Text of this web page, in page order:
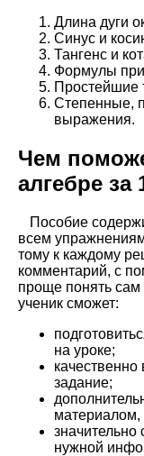
Длина дуги
Синус и
Тангенс и
Формулы
Простейшие
Степенные,
выражения.
Чем
алгебре за
Пособие
всем
тому к каждому
комментарий, с
проще понять
ученик сможет:
на уроке;
задание;
материалом,
нужной